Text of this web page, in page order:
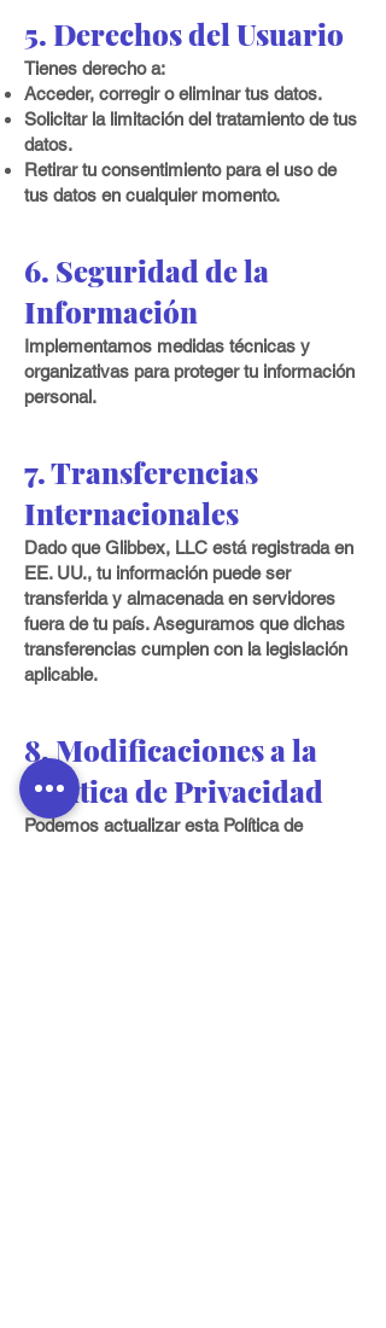
5. Derechos del Usuario
Tienes derecho a:
Acceder, corregir o eliminar tus datos.
Solicitar la limitación del tratamiento de tus
datos.
Retirar tu consentimiento para el uso de
tus datos en cualquier momento.
6. Seguridad de la
Información
Implementamos medidas técnicas y
organizativas para proteger tu información
personal.
7. Transferencias
Internacionales
Dado que Glibbex, LLC está registrada en
EE. UU., tu información puede ser
transferida y almacenada en servidores
fuera de tu país. Aseguramos que dichas
transferencias cumplen con la legislación
aplicable.
8. Modificaciones a la
Política de Privacidad
Podemos actualizar esta Política de